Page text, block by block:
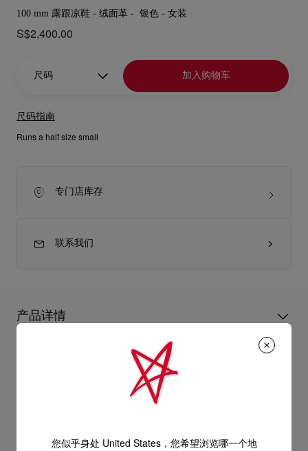
100 mm 露跟凉鞋 - 绒面革 - 银色 - 女装
S$2,400.00
尺码 加入购物车
尺码指南
Runs a half size small
专门店库存
联系我们
产品详情
Me Dolly Strass穆勒鞋采用露趾设计，鞋帮以绒面革制成，并以
水晶点缀，璀璨夺目。透现复古韵味的大胆设计结合线条夺目的
足弓和浅鞋口，曲线迷人，而100公厘幼细鞋跟则露出一抹经典
绒面革
产品保养
您似乎身处 United States，您希望浏览哪一个地